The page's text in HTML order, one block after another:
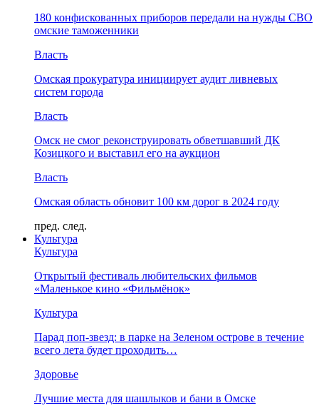
180 конфискованных приборов передали на нужды СВО
омские таможенники
Власть
Омская прокуратура инициирует аудит ливневых
систем города
Власть
Омск не смог реконструировать обветшавший ДК
Козицкого и выставил его на аукцион
Власть
Омская область обновит 100 км дорог в 2024 году
пред. след.
Культура
Культура
Открытый фестиваль любительских фильмов
«Маленькое кино «Фильмёнок»
Культура
Парад поп-звезд: в парке на Зеленом острове в течение
всего лета будет проходить…
Здоровье
Лучшие места для шашлыков и бани в Омске